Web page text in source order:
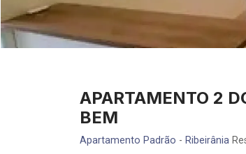
APARTAMENTO 2
BEM
Apartamento Padrão - Ribeirânia